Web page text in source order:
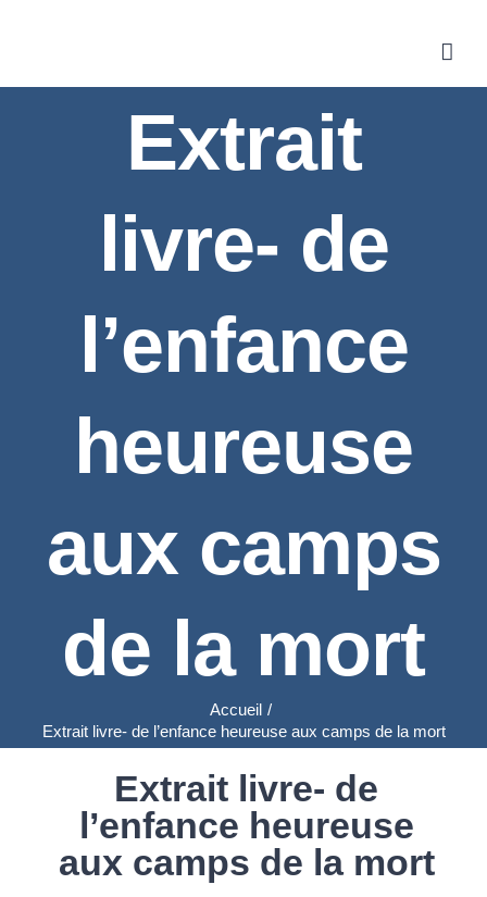
Extrait
livre- de
l’enfance
heureuse
aux camps
de la mort
Accueil /
Extrait livre- de l’enfance heureuse aux camps de la mort
Extrait livre- de
l’enfance heureuse
aux camps de la mort